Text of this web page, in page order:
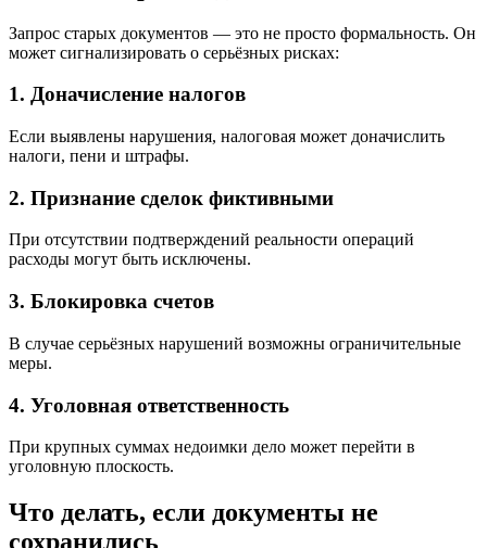
Запрос старых документов — это не просто формальность. Он
может сигнализировать о серьёзных рисках:
1. Доначисление налогов
Если выявлены нарушения, налоговая может доначислить
налоги, пени и штрафы.
2. Признание сделок фиктивными
При отсутствии подтверждений реальности операций
расходы могут быть исключены.
3. Блокировка счетов
В случае серьёзных нарушений возможны ограничительные
меры.
4. Уголовная ответственность
При крупных суммах недоимки дело может перейти в
уголовную плоскость.
Что делать, если документы не
сохранились